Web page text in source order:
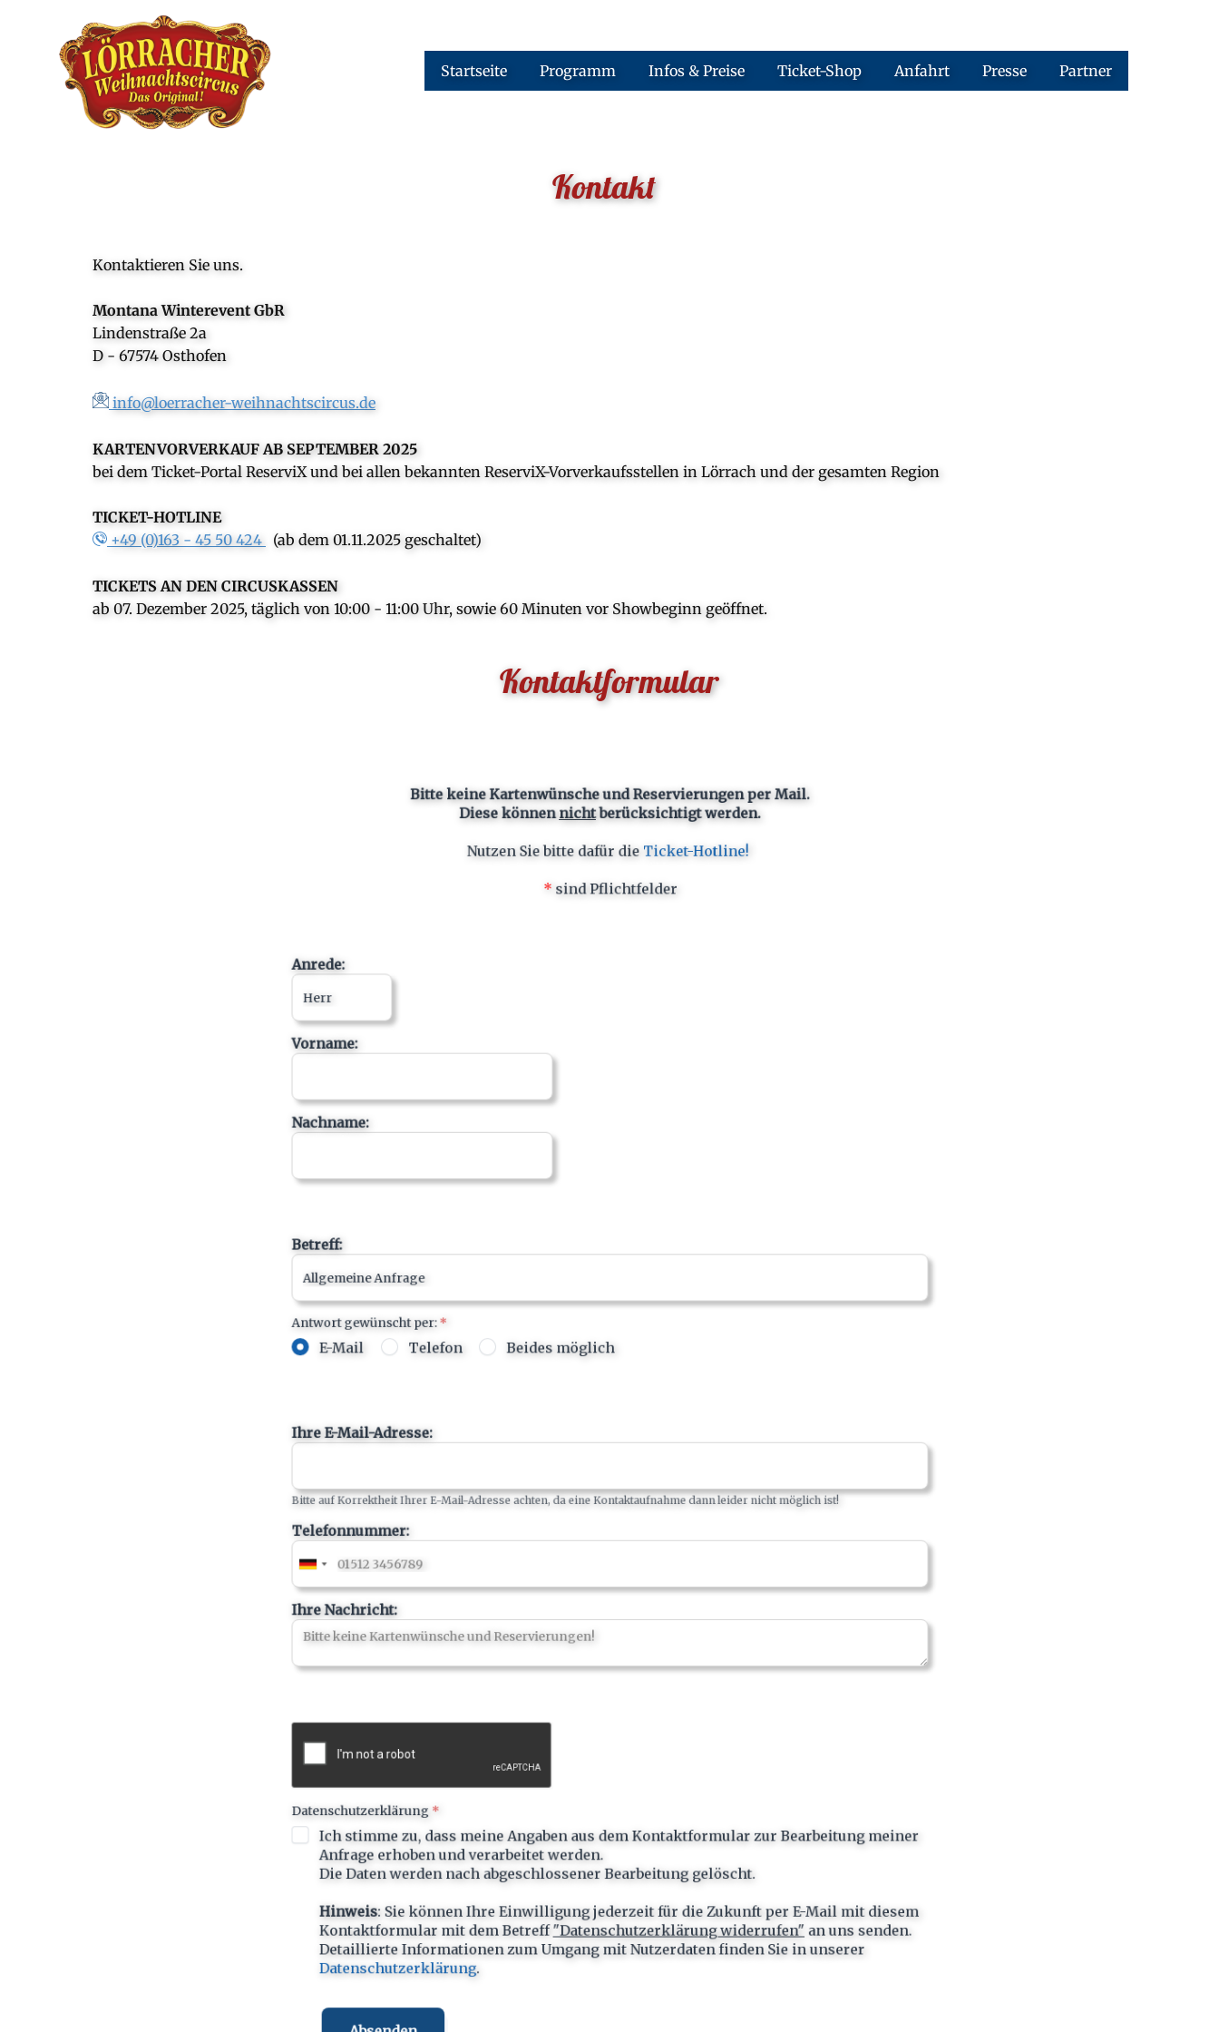
Startseite Programm Infos & Preise Ticket-Shop Anfahrt Presse Partner
Kontakt
Kontaktieren Sie uns.
Montana Winterevent GbR
Lindenstraße 2a
D - 67574 Osthofen
info@loerracher-weihnachtscircus.de
KARTENVORVERKAUF AB SEPTEMBER 2025
bei dem Ticket-Portal ReserviX und bei allen bekannten ReserviX-Vorverkaufsstellen in Lörrach und der gesamten Region
TICKET-HOTLINE
+49 (0)163 - 45 50 424
(ab dem 01.11.2025 geschaltet)
TICKETS AN DEN CIRCUSKASSEN
ab 07. Dezember 2025, täglich von 10:00 - 11:00 Uhr, sowie 60 Minuten vor Showbeginn geöffnet.
Kontaktformular